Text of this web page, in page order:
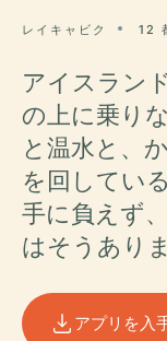
レイキャビク 12
アイスラン
の上に乗り
と温水と、
を回してい
手に負えず
はそうあり
アプリを入